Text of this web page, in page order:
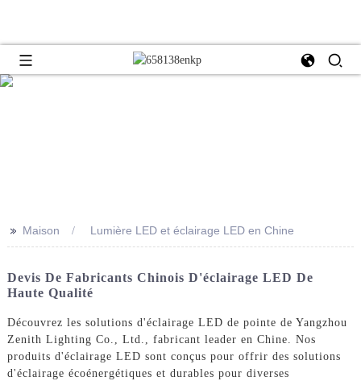
>> Maison Lumière LED et éclairage LED en Chine
Devis De Fabricants Chinois D'éclairage LED De
Haute Qualité
Découvrez les solutions d'éclairage LED de pointe de Yangzhou
Zenith Lighting Co., Ltd., fabricant leader en Chine. Nos
produits d'éclairage LED sont conçus pour offrir des solutions
d'éclairage écoénergétiques et durables pour diverses